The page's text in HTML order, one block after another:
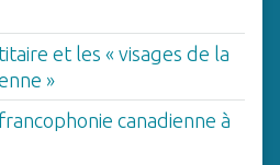
et les « visages de la
»
canadienne à